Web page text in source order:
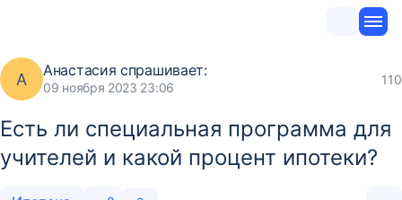
А Анастасия спрашивает:
09 ноября 2023 23:06
110
Есть ли специальная программа для
учителей и какой процент ипотеки?